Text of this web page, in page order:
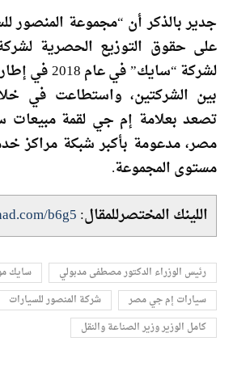
جدير بالذكر أن “مجموعة المنصور
على حقوق التوزيع الحصرية
لشركة “سايك”
بين الشركتين، واستطاعت في
تصعد بعلامة إم جي لقمة مبيعات
مصر، مدعومة بأكبر شبكة مراكز
مستوى المجموعة.
اللينك المختصرللمقال:b6g5
رئيس الوزراء الدكتور مصطفى مدبولي
سايك
سيارات إم جي مصر
شركة المنصور للسيارات
كامل الوزير وزير الصناعة والنقل